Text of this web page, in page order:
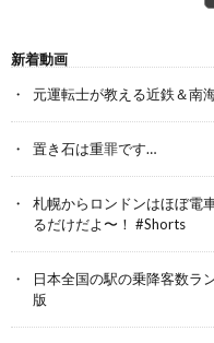
新着動画
元運転士が教える近鉄＆南
置き石は重罪です…
札幌からロンドンはほぼ電
るだけだよ〜！ #Shorts
日本全国の駅の乗降客数ラ
版